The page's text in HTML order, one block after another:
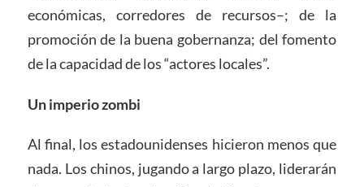
económicas, corredores de recursos–; de la
promoción de la buena gobernanza; del fomento
de la capacidad de los “actores locales”.
Un imperio zombi
Al final, los estadounidenses hicieron menos que
nada. Los chinos, jugando a largo plazo, liderarán